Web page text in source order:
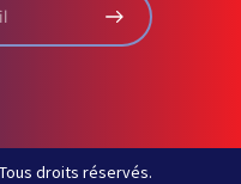
droits réservés.